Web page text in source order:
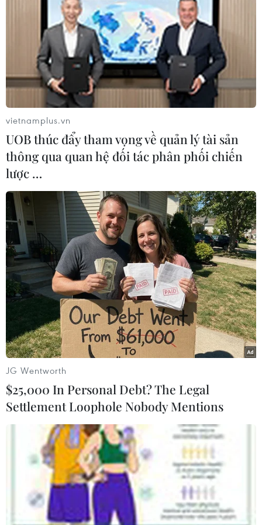
khi Liên minh quốc tế chưa xác nhận điều này.
Bộ Ngoại giao Nga nhận định về cái chết
của thủ lĩnh IS
22/06/2017 12:46
Hãng tin RIA dẫn nguồn Bộ Ngoại giao Nga ngày 22/6
cho biết có mức độ chắc chắn cao là thủ lĩnh nhóm Nhà
nước Hồi giáo (IS) tự xưng Abu Bakr al-Baghdadi đã bị
tiêu diệt.
vietnamplus.vn
UOB thúc đẩy tham vọng về quản lý tài sản
thông qua quan hệ đối tác phân phối chiến
lược …
JG Wentworth
$25,000 In Personal Debt? The Legal
Settlement Loophole Nobody Mentions